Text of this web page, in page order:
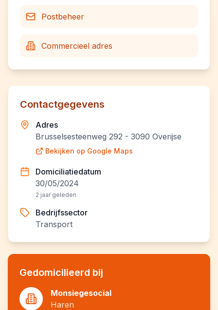
Postbeheer
Commercieel adres
Contactgegevens
Adres
Brusselsesteenweg 292 - 3090 Overijse
Bekijken op Google Maps
Domiciliatiedatum
30/05/2024
2 jaar geleden
Bedrijfssector
Transport
Gedomicilieerd bij
Monsiegesocial
Haren